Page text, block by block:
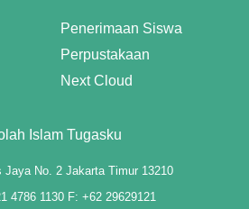
Penerimaan Siswa
Perpustakaan
Next Cloud
Islam Tugasku
Jaya No. 2 Jakarta Timur 13210
4786 1130 F: +62 29629121